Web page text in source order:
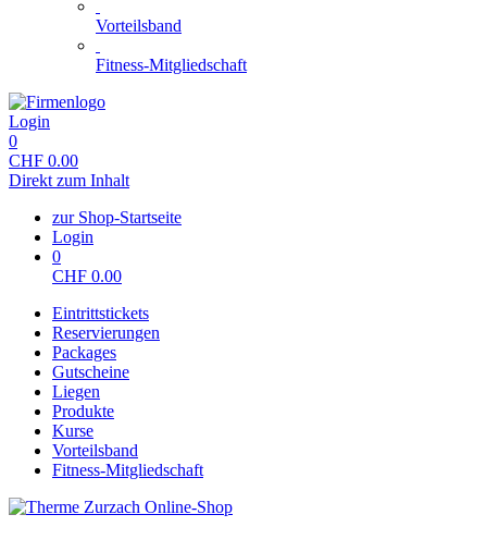
Vorteilsband
Fitness-Mitgliedschaft
Login
0
CHF 0.00
Direkt zum Inhalt
zur Shop-Startseite
Login
0
CHF 0.00
Eintrittstickets
Reservierungen
Packages
Gutscheine
Liegen
Produkte
Kurse
Vorteilsband
Fitness-Mitgliedschaft